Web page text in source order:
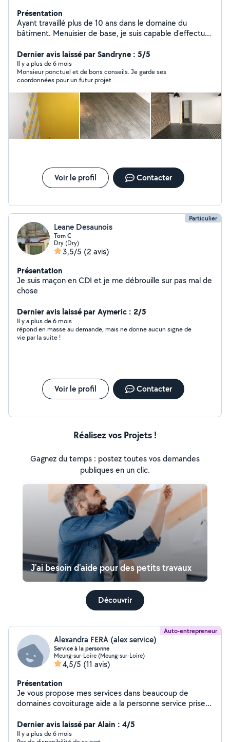
Présentation
Ayant travaillé plus de 10 ans dans le domaine du
bâtiment. Menuisier de base, je suis capable d'effectuer
commerciaux ou faits sur mesure) - Pose de sols
(carrelage, parquets) - Placo - Peinture - Salle de bain et
WC -
Dernier avis laissé par Sandryne : 5/5
Il y a plus de 6 mois
Monsieur ponctuel et de bons conseils. Je garde ses
coordonnées pour un futur projet
Voir le profil Contacter
Particulier
Leane Desaunois
Tom C
Dry (Dry)
3,5/5 (2 avis)
Présentation
Je suis maçon en CDI et je me débrouille sur pas mal de
chose
Dernier avis laissé par Aymeric : 2/5
Il y a plus de 6 mois
répond en masse au demande, mais ne donne aucun signe de
vie par la suite !
Voir le profil Contacter
Réalisez vos Projets !
Gagnez du temps : postez toutes vos demandes
publiques en un clic.
J'ai besoin d'aide pour des petits travaux
Découvrir
Auto-entrepreneur
Alexandra FERA (alex service)
Service à la personne
Meung-sur-Loire (Meung-sur-Loire)
4,5/5 (11 avis)
Présentation
Je vous propose mes services dans beaucoup de
domaines covoiturage aide a la personne service prise
autre encore n hésitez pas
Dernier avis laissé par Alain : 4/5
Il y a plus de 6 mois